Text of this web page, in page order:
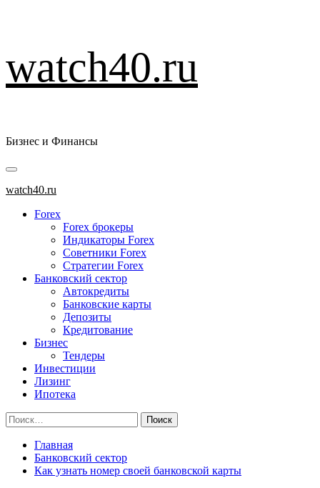
к
содержимому
watch40.ru
Бизнес и Финансы
Основное
меню
watch40.ru
Forex
Forex брокеры
Индикаторы Forex
Советники Forex
Стратегии Forex
Банковский сектор
Автокредиты
Банковские карты
Депозиты
Кредитование
Бизнес
Тендеры
Инвестиции
Лизинг
Ипотека
Найти:
Главная
Банковский сектор
Как узнать номер своей банковской карты